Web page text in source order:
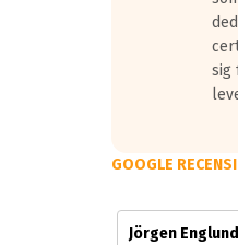
sig
GOOGLE
Jörgen Englund